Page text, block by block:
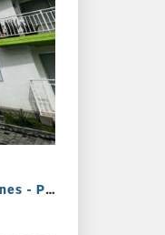
Se Arrienda Apartamento de 3 Habitaciones - Puerto Espejo